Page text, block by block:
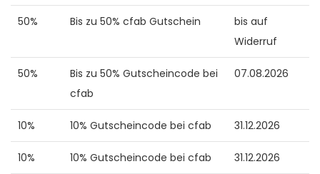
50% Bis zu 50% cfab Gutschein
bis auf
Widerruf
50%
Bis zu 50% Gutscheincode bei
cfab
07.08.2026
10% 10% Gutscheincode bei cfab 31.12.2026
10% 10% Gutscheincode bei cfab 31.12.2026